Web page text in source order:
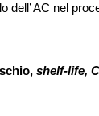
dell’ AC nel
shelf-life,